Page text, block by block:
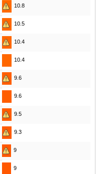
10.8
10.5
10.4
10.4
9.6
9.6
9.5
9.3
9
9